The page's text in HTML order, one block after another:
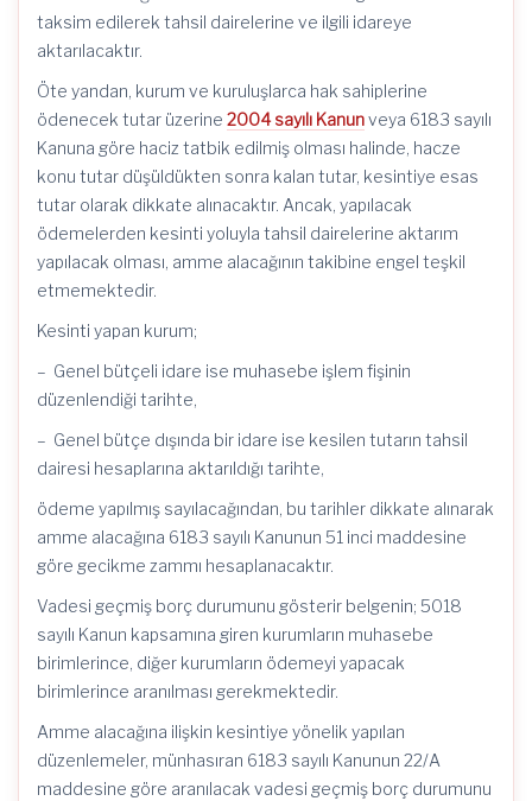
taksim edilerek tahsil dairelerine ve ilgili idareye
aktarılacaktır.
Öte yandan, kurum ve kuruluşlarca hak sahiplerine
ödenecek tutar üzerine 2004 sayılı Kanunveya 6183 sayılı
Kanuna göre haciz tatbik edilmiş olması halinde, hacze
konu tutar düşüldükten sonra kalan tutar, kesintiye esas
tutar olarak dikkate alınacaktır. Ancak, yapılacak
ödemelerden kesinti yoluyla tahsil dairelerine aktarım
yapılacak olması, amme alacağının takibine engel teşkil
etmemektedir.
Kesinti yapan kurum;
– Genel bütçeli idare ise muhasebe işlem fişinin
düzenlendiği tarihte,
– Genel bütçe dışında bir idare ise kesilen tutarın tahsil
dairesi hesaplarına aktarıldığı tarihte,
ödeme yapılmış sayılacağından, bu tarihler dikkate alınarak
amme alacağına 6183 sayılı Kanunun 51 inci maddesine
göre gecikme zammı hesaplanacaktır.
Vadesi geçmiş borç durumunu gösterir belgenin; 5018
sayılı Kanun kapsamına giren kurumların muhasebe
birimlerince, diğer kurumların ödemeyi yapacak
birimlerince aranılması gerekmektedir.
Amme alacağına ilişkin kesintiye yönelik yapılan
düzenlemeler, münhasıran 6183 sayılı Kanunun 22/A
maddesine göre aranılacak vadesi geçmiş borç durumunu